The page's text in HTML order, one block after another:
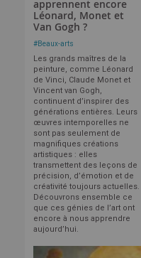
apprennent encore
Léonard, Monet et
Van Gogh ?
#Beaux-arts
Les grands maîtres de la
peinture, comme Léonard
de Vinci, Claude Monet et
Vincent van Gogh,
continuent d’inspirer des
générations entières. Leurs
œuvres intemporelles ne
sont pas seulement de
magnifiques créations
artistiques : elles
transmettent des leçons de
précision, d’émotion et de
créativité toujours actuelles.
Découvrons ensemble ce
que ces génies de l’art ont
encore à nous apprendre
aujourd’hui.